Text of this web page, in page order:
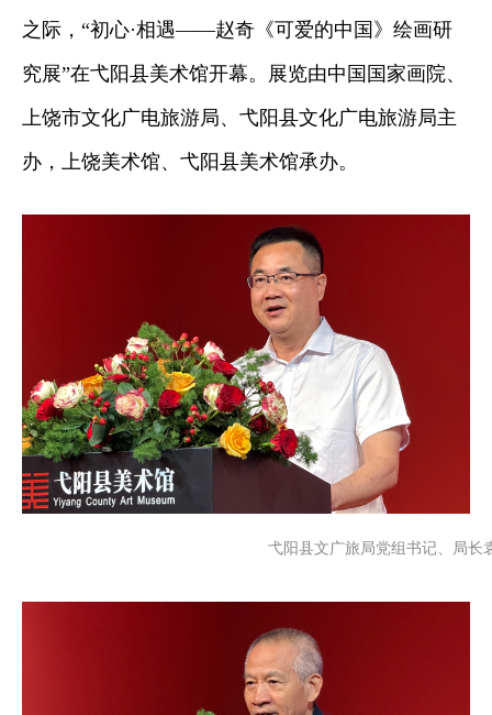
之际，“初心·相遇——赵奇《可爱的中国》绘画研
究展”在弋阳县美术馆开幕。展览由中国国家画院、
上饶市文化广电旅游局、弋阳县文化广电旅游局主
办，上饶美术馆、弋阳县美术馆承办。
弋阳县文广旅局党组书记、局长